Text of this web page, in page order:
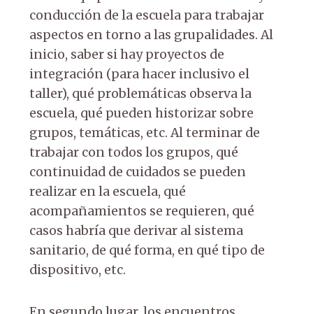
conducción de la escuela para trabajar
aspectos en torno a las grupalidades. Al
inicio, saber si hay proyectos de
integración (para hacer inclusivo el
taller), qué problemáticas observa la
escuela, qué pueden historizar sobre
grupos, temáticas, etc. Al terminar de
trabajar con todos los grupos, qué
continuidad de cuidados se pueden
realizar en la escuela, qué
acompañamientos se requieren, qué
casos habría que derivar al sistema
sanitario, de qué forma, en qué tipo de
dispositivo, etc.